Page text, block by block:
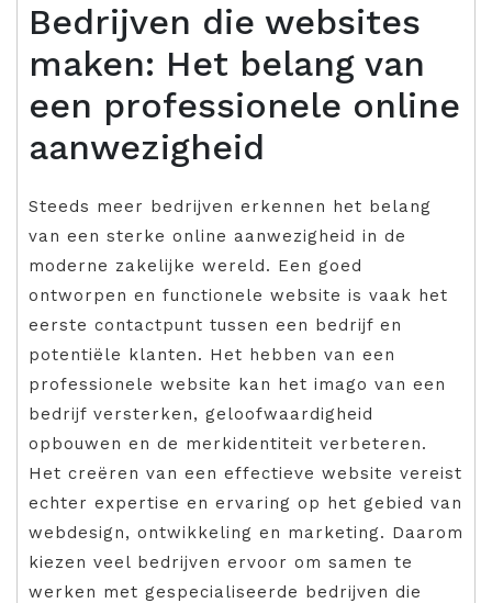
Bedrijven die websites
maken: Het belang van
een professionele online
aanwezigheid
Steeds meer bedrijven erkennen het belang
van een sterke online aanwezigheid in de
moderne zakelijke wereld. Een goed
ontworpen en functionele website is vaak het
eerste contactpunt tussen een bedrijf en
potentiële klanten. Het hebben van een
professionele website kan het imago van een
bedrijf versterken, geloofwaardigheid
opbouwen en de merkidentiteit verbeteren.
Het creëren van een effectieve website vereist
echter expertise en ervaring op het gebied van
webdesign, ontwikkeling en marketing. Daarom
kiezen veel bedrijven ervoor om samen te
werken met gespecialiseerde bedrijven die